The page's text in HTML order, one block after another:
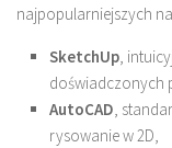
najpopularniejszych
SketchUp,
doświadczonych
AutoCAD,
rysowanie w 2D,